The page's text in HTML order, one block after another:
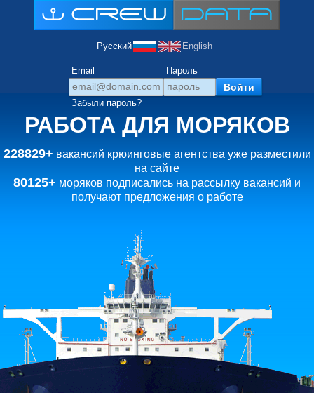
Русский English
Email Пароль
Забыли пароль?
РАБОТА ДЛЯ МОРЯКОВ
228829+ вакансий крюинговые агентства уже разместили
на сайте
80125+ моряков подписались на рассылку вакансий и
получают предложения о работе